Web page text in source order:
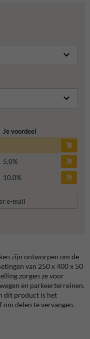
Je voordeel
5,0%
10,0%
e-mail
zijn ontworpen om de
van 250 x 400 x 50
zorgen ze voor
en parkeerterreinen.
dit product is het
delen te vervangen.